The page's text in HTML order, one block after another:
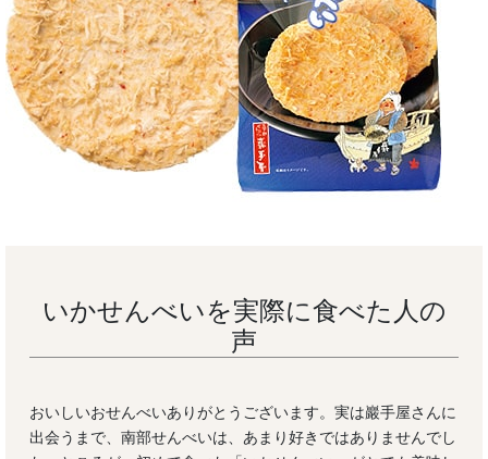
いかせんべいを実際に食べた人の
声
おいしいおせんべいありがとうございます。実は巖手屋さんに
出会うまで、南部せんべいは、あまり好きではありませんでし